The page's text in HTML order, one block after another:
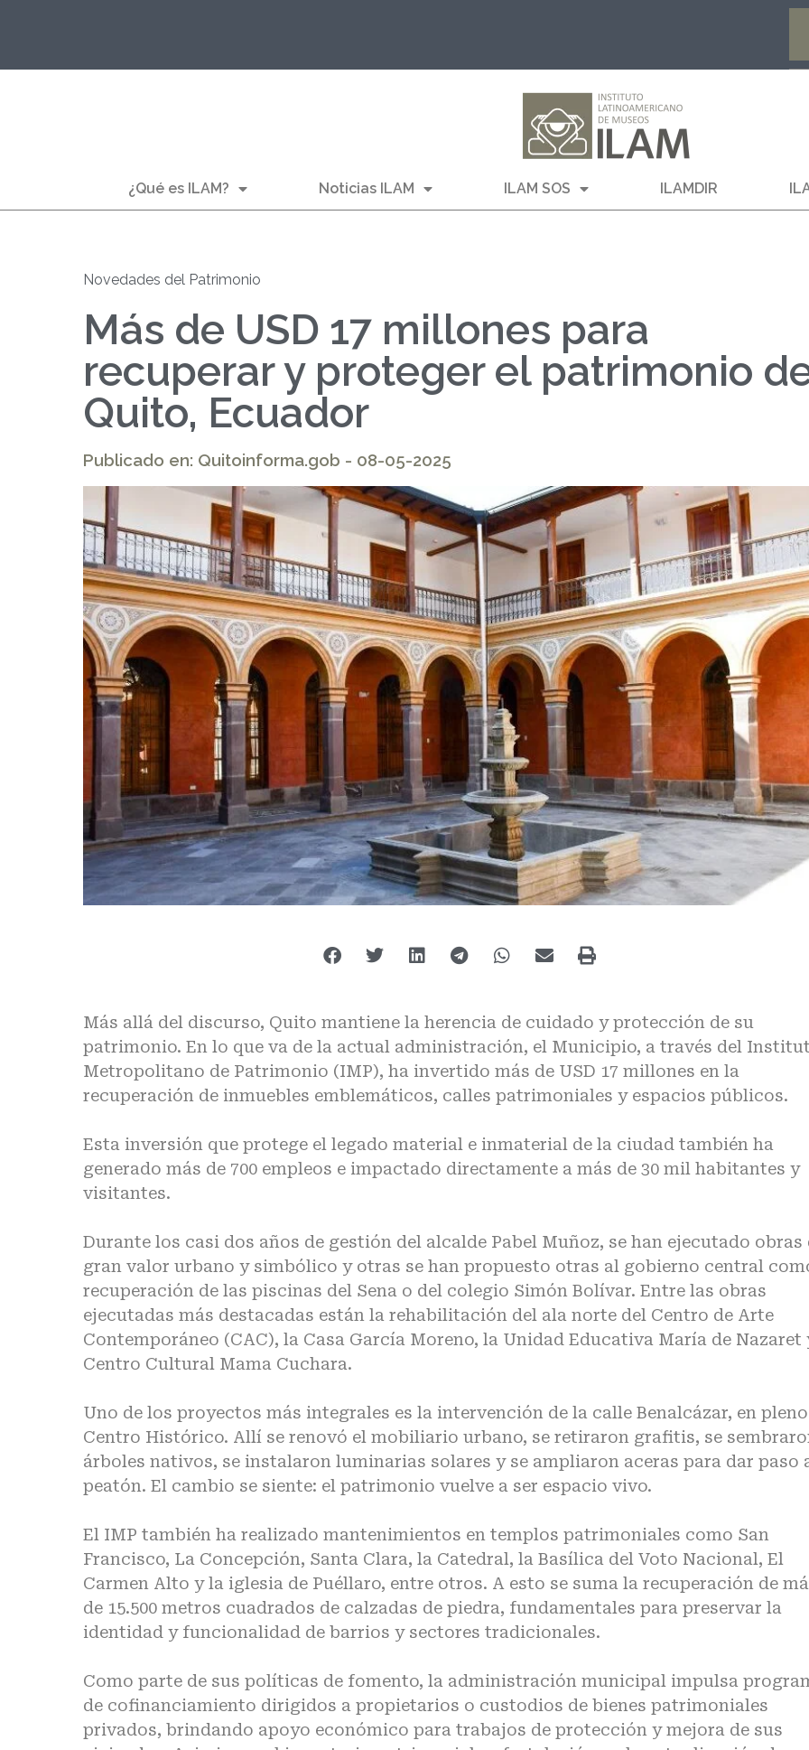
¿Qué es ILAM? Noticias ILAM ILAM SOS ILAMDIR
Novedades del Patrimonio
Más de USD 17 millones para
recuperar y proteger el patrimonio
Quito, Ecuador
Publicado en: Quitoinforma.gob - 08-05-2025
Más allá del discurso, Quito mantiene la herencia de cuidado y protección de su
patrimonio. En lo que va de la actual administración, el Municipio, a través del
Metropolitano de Patrimonio (IMP), ha invertido más de USD 17 millones en la
recuperación de inmuebles emblemáticos, calles patrimoniales y espacios públicos.
Esta inversión que protege el legado material e inmaterial de la ciudad también ha
generado más de 700 empleos e impactado directamente a más de 30 mil habitantes y
visitantes.
Durante los casi dos años de gestión del alcalde Pabel Muñoz, se han ejecutado obras
gran valor urbano y simbólico y otras se han propuesto otras al gobierno central
recuperación de las piscinas del Sena o del colegio Simón Bolívar. Entre las obras
ejecutadas más destacadas están la rehabilitación del ala norte del Centro de Arte
Contemporáneo (CAC), la Casa García Moreno, la Unidad Educativa María de Nazaret
Centro Cultural Mama Cuchara.
Uno de los proyectos más integrales es la intervención de la calle Benalcázar, en pleno
Centro Histórico. Allí se renovó el mobiliario urbano, se retiraron grafitis, se
árboles nativos, se instalaron luminarias solares y se ampliaron aceras para dar paso
peatón. El cambio se siente: el patrimonio vuelve a ser espacio vivo.
El IMP también ha realizado mantenimientos en templos patrimoniales como San
Francisco, La Concepción, Santa Clara, la Catedral, la Basílica del Voto Nacional, El
Carmen Alto y la iglesia de Puéllaro, entre otros. A esto se suma la recuperación de
de 15.500 metros cuadrados de calzadas de piedra, fundamentales para preservar la
identidad y funcionalidad de barrios y sectores tradicionales.
Como parte de sus políticas de fomento, la administración municipal impulsa
de cofinanciamiento dirigidos a propietarios o custodios de bienes patrimoniales
privados, brindando apoyo económico para trabajos de protección y mejora de sus